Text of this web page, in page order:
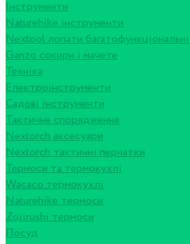
Інструменти
Naturehike інструменти
Nextool лопати багатофункціональні
Ganzo сокири і мачете
Техніка
Електроінструменти
Садові інструменти
Тактичне спорядження
Nextorch аксесуари
Nextorch тактичні перчатки
Термоси та термокухлі
Wacaco термокухлі
Naturehike термоси
Zojirushi термоси
Посуд